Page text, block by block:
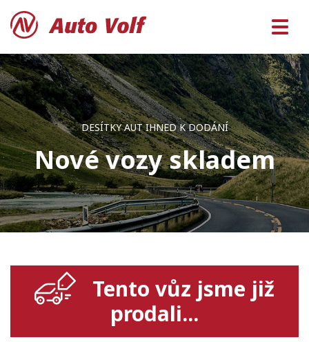
DESÍTKY AUT IHNED K DODÁNÍ
Nové vozy skladem
Tento vůz jsme již
prodali...